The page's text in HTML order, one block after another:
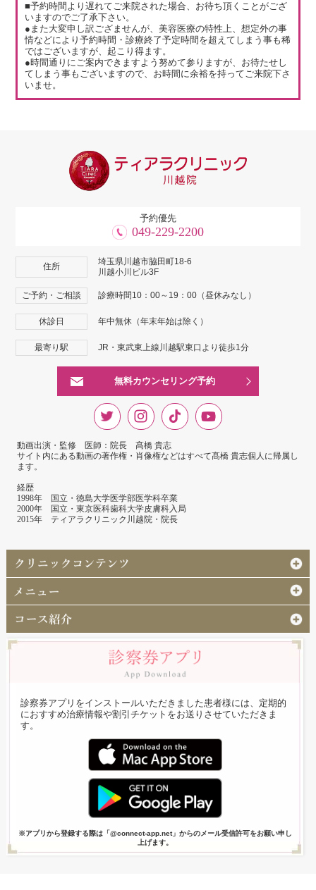
■予約時間より遅れてご来院された場合、お待ち頂くことがござ
いますのでご了承下さい。
●また大変申し訳ござませんが、美容医療の特性上、想定外の事
情などにより予約時間・診療終了予定時間を超えてしまう事も稀
ではございますが、起こり得ます。
●時間通りにご案内できますよう努めて参りますが、お待たせし
てしまう事もございますので、お時間に余裕を持ってご来院下さ
いませ。
予約優先
049-229-2200
住所
埼玉県川越市脇田町18-6
川越小川ビル3F
ご予約・ご相談 診療時間10：00～19：00（昼休みなし）
休診日 年中無休（年末年始は除く）
最寄り駅 JR・東武東上線川越駅東口より徒歩1分
無料カウンセリング予約
動画出演・監修 医師：院長 髙橋 貴志
サイト内にある動画の著作権・肖像権などはすべて髙橋 貴志個人に帰属し
ます。
経歴
1998年 国立・徳島大学医学部医学科卒業
2000年 国立・東京医科歯科大学皮膚科入局
2015年 ティアラクリニック川越院・院長
診察券アプリをインストールいただきました患者様には、定期的
におすすめ治療情報や割引チケットをお送りさせていただきま
す。
※アプリから登録する際は「@connect-app.net」からのメール受信許可をお願い申し
上げます。